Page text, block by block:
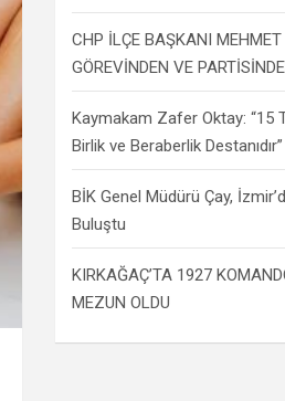
CHP İLÇE BAŞKANI
GÖREVİNDEN VE
Kaymakam Zafer Oktay: “15
Birlik ve Beraberlik Destanıdır”
BİK Genel Müdürü Çay,
Buluştu
KIRKAĞAÇ’TA 1927
MEZUN OLDU